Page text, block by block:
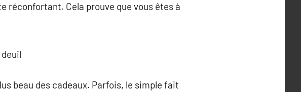
réconfortant. Cela prouve que vous êtes à
beau des cadeaux. Parfois, le simple fait